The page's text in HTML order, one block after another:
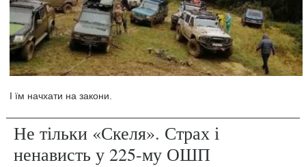
І їм начхати на закони.
Не тільки «Скеля». Страх і
ненависть у 225-му ОШП